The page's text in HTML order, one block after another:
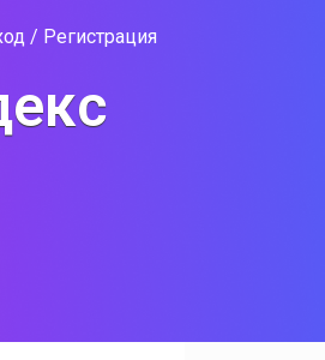
/ Регистрация